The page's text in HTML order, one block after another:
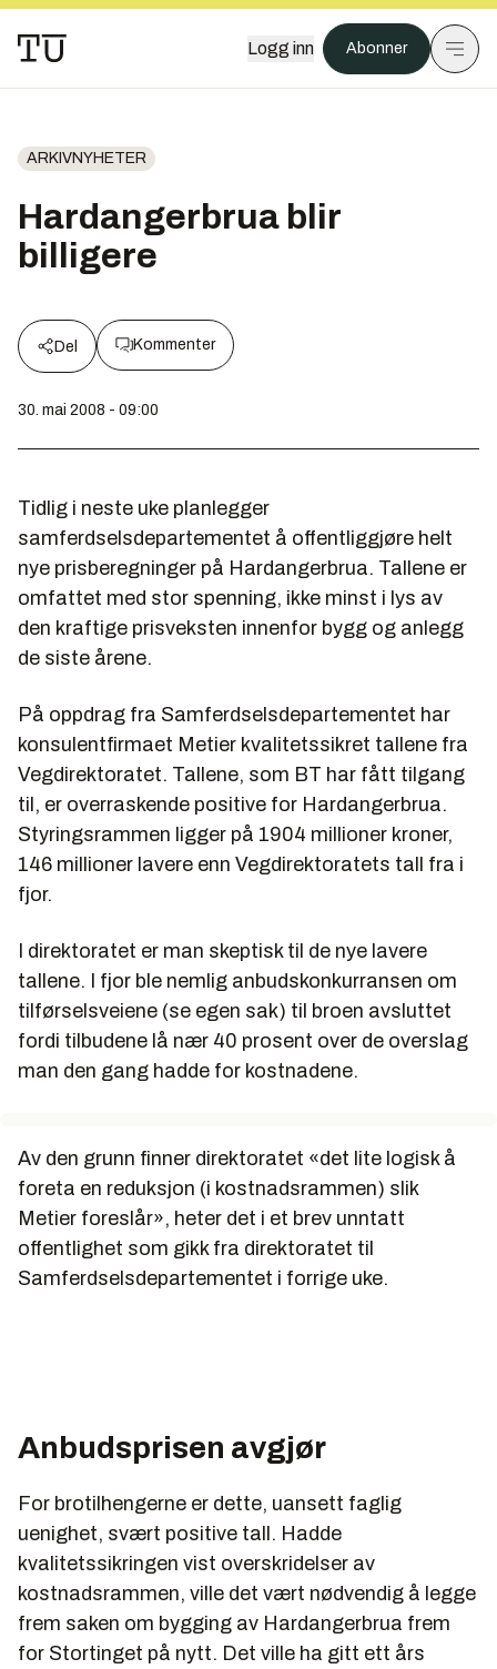
Logg inn Abonner
ARKIVNYHETER
Hardangerbrua blir
billigere
Del Kommenter
30. mai 2008 - 09:00
Tidlig i neste uke planlegger
samferdselsdepartementet å offentliggjøre helt
nye prisberegninger på Hardangerbrua. Tallene er
omfattet med stor spenning, ikke minst i lys av
den kraftige prisveksten innenfor bygg og anlegg
de siste årene.
På oppdrag fra Samferdselsdepartementet har
konsulentfirmaet Metier kvalitetssikret tallene fra
Vegdirektoratet. Tallene, som BT har fått tilgang
til, er overraskende positive for Hardangerbrua.
Styringsrammen ligger på 1904 millioner kroner,
146 millioner lavere enn Vegdirektoratets tall fra i
fjor.
I direktoratet er man skeptisk til de nye lavere
tallene. I fjor ble nemlig anbudskonkurransen om
tilførselsveiene (se egen sak) til broen avsluttet
fordi tilbudene lå nær 40 prosent over de overslag
man den gang hadde for kostnadene.
Av den grunn finner direktoratet «det lite logisk å
foreta en reduksjon (i kostnadsrammen) slik
Metier foreslår», heter det i et brev unntatt
offentlighet som gikk fra direktoratet til
Samferdselsdepartementet i forrige uke.
Anbudsprisen avgjør
For brotilhengerne er dette, uansett faglig
uenighet, svært positive tall. Hadde
kvalitetssikringen vist overskridelser av
kostnadsrammen, ville det vært nødvendig å legge
frem saken om bygging av Hardangerbrua frem
for Stortinget på nytt. Det ville ha gitt ett års